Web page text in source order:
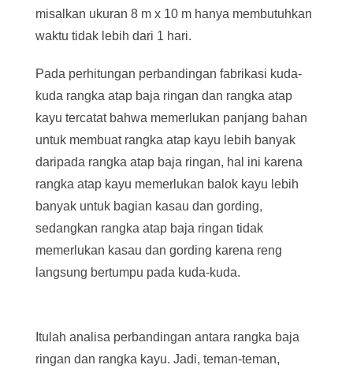
misalkan ukuran 8 m x 10 m hanya membutuhkan
waktu tidak lebih dari 1 hari.
Pada perhitungan perbandingan fabrikasi kuda-
kuda rangka atap baja ringan dan rangka atap
kayu tercatat bahwa memerlukan panjang bahan
untuk membuat rangka atap kayu lebih banyak
daripada rangka atap baja ringan, hal ini karena
rangka atap kayu memerlukan balok kayu lebih
banyak untuk bagian kasau dan gording,
sedangkan rangka atap baja ringan tidak
memerlukan kasau dan gording karena reng
langsung bertumpu pada kuda-kuda.
Itulah analisa perbandingan antara rangka baja
ringan dan rangka kayu. Jadi, teman-teman,